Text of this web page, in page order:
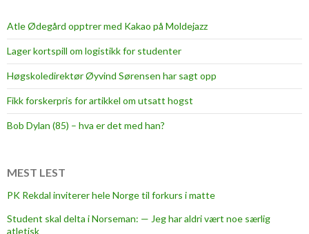
t
l
k
Atle Ødegård opptrer med Kakao på Moldejazz
Lager kortspill om logistikk for studenter
Høgskoledirektør Øyvind Sørensen har sagt opp
Fikk forskerpris for artikkel om utsatt hogst
Bob Dylan (85) – hva er det med han?
MEST LEST
PK Rekdal inviterer hele Norge til forkurs i matte
Student skal delta i Norseman: — Jeg har aldri vært noe særlig
atletisk